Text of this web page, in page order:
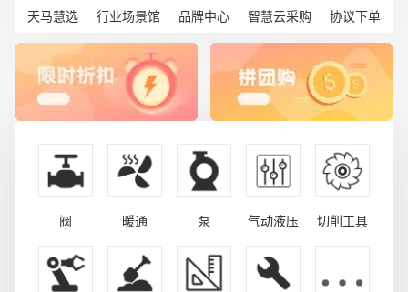
天马慧选 行业场景馆 品牌中心 智慧云采购 协议下单
阀 暖通 泵 气动液压 切削工具